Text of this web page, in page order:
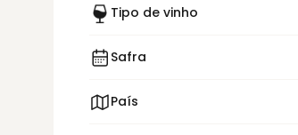
Tipo de vinho
Safra
País